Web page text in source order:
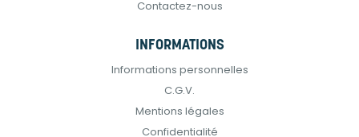
Contactez-nous
INFORMATIONS
Informations personnelles
C.G.V.
Mentions légales
Confidentialité